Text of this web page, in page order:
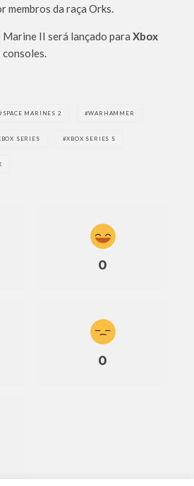
membros da raça Orks.
Marine II será lançado para Xbox
consoles.
SPACE MARINES 2 WARHAMMER
SERIES XBOX SERIES S
0
0